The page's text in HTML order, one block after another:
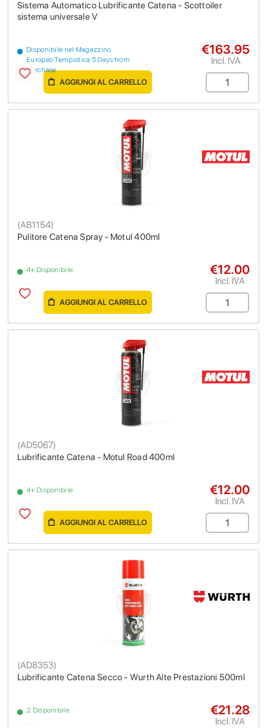
Sistema Automatico Lubrificante Catena - Scottoiler
sistema universale V
Disponibile nel Magazzino
Europeo Tempistica 5 Days from
purchase
€163.95
Incl. IVA
AGGIUNGI AL CARRELLO
Pulitore Catena Spray - Motul 400ml
(AB1154)
4+ Disponibile €12.00
Incl. IVA
AGGIUNGI AL CARRELLO
Lubrificante Catena - Motul Road 400ml
(AD5067)
4+ Disponibile €12.00
Incl. IVA
AGGIUNGI AL CARRELLO
Lubrificante Catena Secco - Wurth Alte Prestazioni 500ml
(AD8353)
2 Disponibile €21.28
Incl. IVA